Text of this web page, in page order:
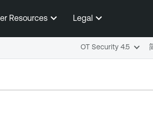
Resources Legal
OT Security 4.5